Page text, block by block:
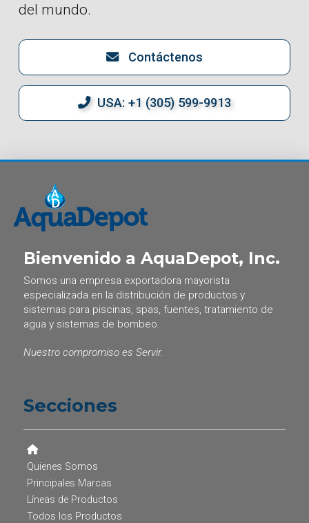
del mundo.
Contáctenos
USA: +1 (305) 599-9913
Bienvenido a AquaDepot, Inc.
Somos una empresa exportadora mayorista
especializada en la distribución de productos y
sistemas para piscinas, spas, fuentes, tratamiento de
agua y sistemas de bombeo.
Nuestro compromiso es Servir.
Secciones
Quienes Somos
Principales Marcas
Líneas de Productos
Todos los Productos